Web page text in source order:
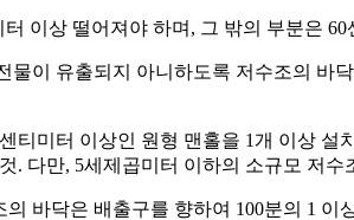
이상 떨어져야 하며, 그 밖의 부분은
이 유출되지 아니하도록 저수조의 바
티미터 이상인 원형 맨홀을 1개 이상
다만, 5세제곱미터 이하의 소규모 저
바닥은 배출구를 향하여 100분의 1